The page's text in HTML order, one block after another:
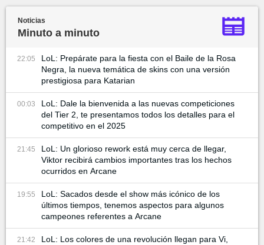
Noticias
Minuto a minuto
22:05
LoL: Prepárate para la fiesta con el Baile de la Rosa
Negra, la nueva temática de skins con una versión
prestigiosa para Katarian
00:03
LoL: Dale la bienvenida a las nuevas competiciones
del Tier 2, te presentamos todos los detalles para el
competitivo en el 2025
21:45
LoL: Un glorioso rework está muy cerca de llegar,
Viktor recibirá cambios importantes tras los hechos
ocurridos en Arcane
19:55
LoL: Sacados desde el show más icónico de los
últimos tiempos, tenemos aspectos para algunos
campeones referentes a Arcane
21:42
LoL: Los colores de una revolución llegan para Vi,